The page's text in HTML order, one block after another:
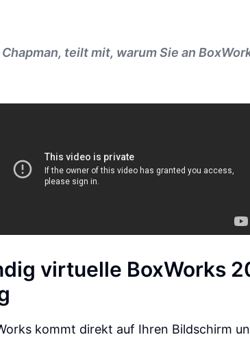
Chapman, teilt mit, warum Sie an
virtuelle BoxWorks
kommt direkt auf Ihren Bildschirm